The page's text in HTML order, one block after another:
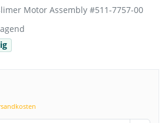
Motor Assembly #511-7757-00